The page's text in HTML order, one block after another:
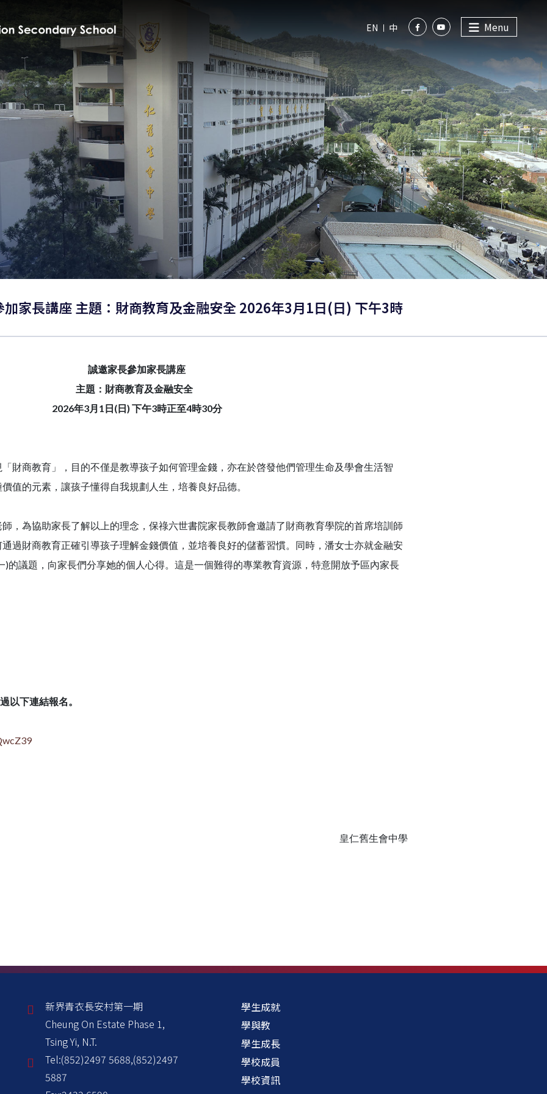
EN 中 Menu
家長講座 主題：財商教育及金融安全 2026年3月1日(日) 下午3時
誠邀家長參加家長講座
主題：財商教育及金融安全
2026年3月1日(日) 下午3時正至4時30分
商教育」，目的不僅是教導孩子如何管理金錢，亦在於啓發他們管理生命及學會生活智
值的元素，讓孩子懂得自我規劃人生，培養良好品德。
為協助家長了解以上的理念，保祿六世書院家長教師會邀請了財商教育學院的首席培訓師
過財商教育正確引導孩子理解金錢價值，並培養良好的儲蓄習慣。同時，潘女士亦就金融安
)的議題，向家長們分享她的個人心得。這是一個難得的專業教育資源，特意開放予區內家長
以下連結報名。
皇仁舊生會中學
新界青衣長安村第一期
Cheung On Estate Phase 1,
Tsing Yi, N.T.
Tel:(852)2497 5688,(852)2497
5887
學生成就
學與教
學生成長
學校成員
學校資訊